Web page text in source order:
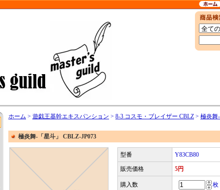
ホーム > 遊戯王基幹エキスパンション > 8-3 コスモ・ブレイザー CBLZ > 極炎舞
極炎舞-「星斗」 CBLZ-JP073
型番 Y83CB80
販売価格 5円
購入数 枚